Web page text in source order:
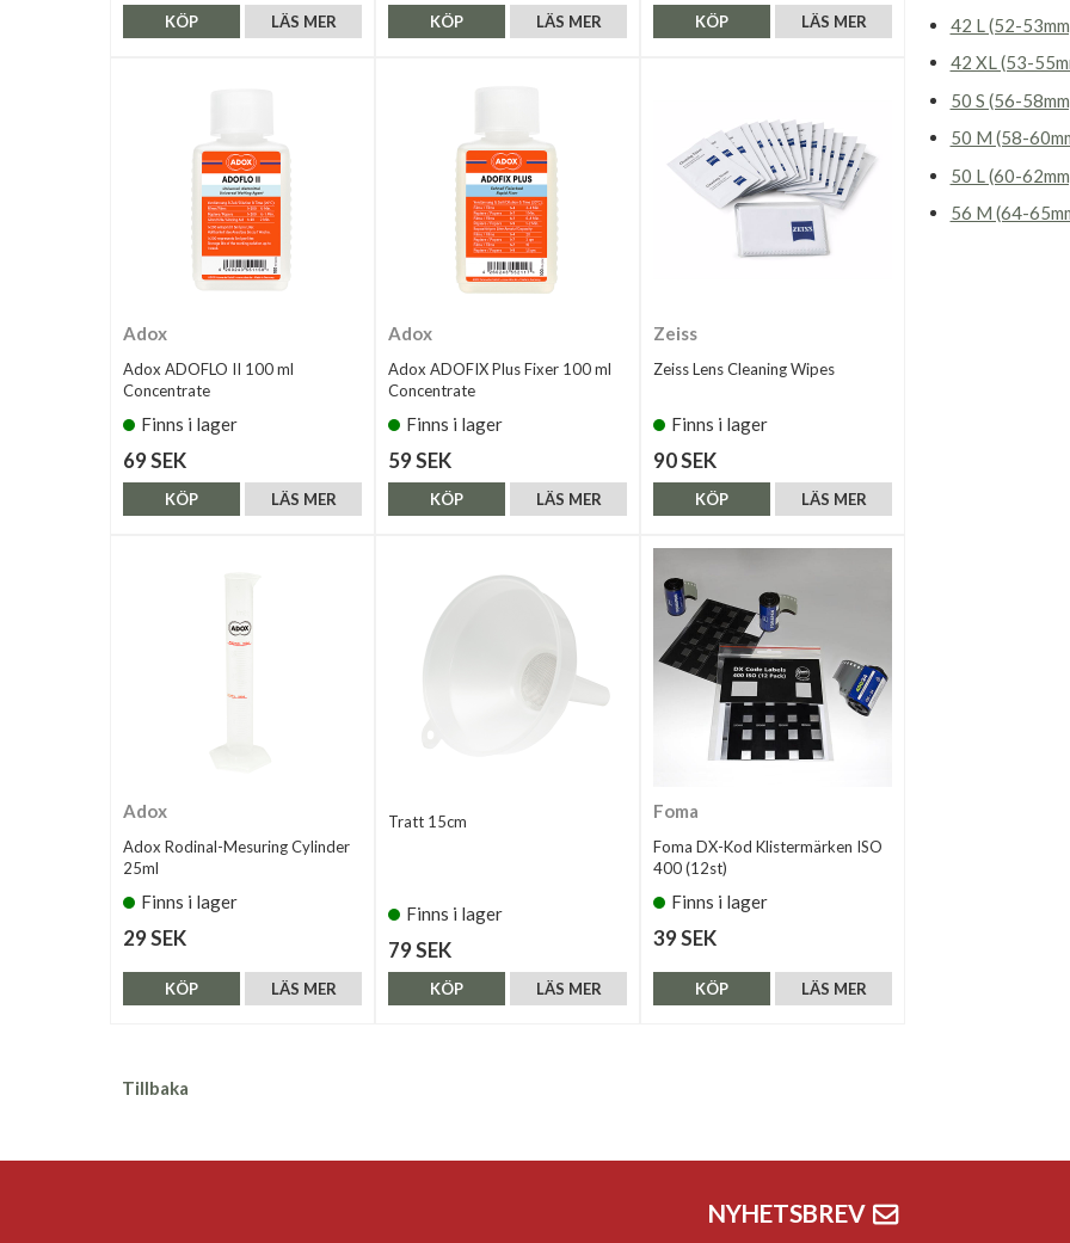
42 L (52-
42 XL (53-
50 S (56-
50 M (58-
50 L (60-
56 M (64-
LÄS MER
KÖP LÄS MER
KÖP LÄS MER
KÖP
Adox
Adox ADOFLO II 100 ml
Concentrate
Finns i lager
69 SEK
LÄS MER
KÖP
Adox
Adox ADOFIX Plus Fixer 100 ml
Concentrate
Finns i lager
59 SEK
LÄS MER
KÖP
Zeiss
Zeiss Lens Cleaning Wipes
Finns i lager
90 SEK
LÄS MER
KÖP
Adox
Adox Rodinal-Mesuring Cylinder
25ml
Finns i lager
29 SEK
LÄS MER
KÖP
Tratt 15cm
Finns i lager
79 SEK
LÄS MER
KÖP
Foma
Foma DX-Kod Klistermärken ISO
400 (12st)
Finns i lager
39 SEK
LÄS MER
KÖP
Tillbaka
NYHETSBREV